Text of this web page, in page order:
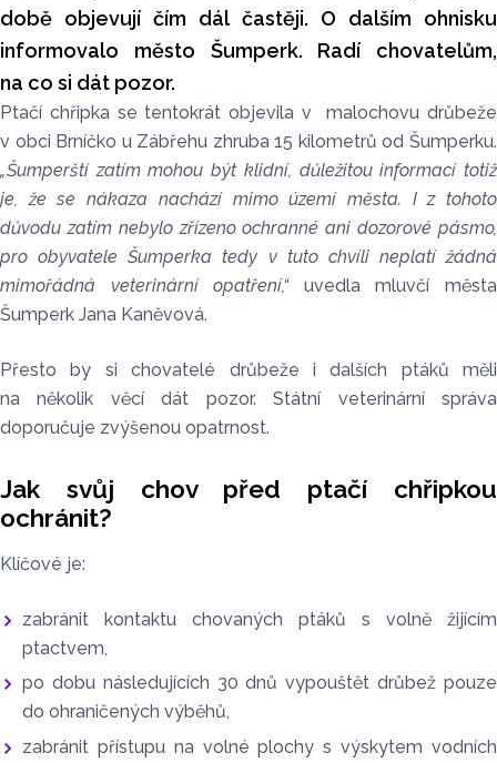
době objevují čím dál častěji. O dalším ohnisku
informovalo město Šumperk. Radí chovatelům,
na co si dát pozor.
Ptačí chřipka se tentokrát objevila v malochovu drůbeže
v obci Brníčko u Zábřehu zhruba 15 kilometrů od Šumperku.
„Šumperští zatím mohou být klidní, důležitou informací totiž
je, že se nákaza nachází mimo území města. I z tohoto
důvodu zatím nebylo zřízeno ochranné ani dozorové pásmo,
pro obyvatele Šumperka tedy v tuto chvíli neplatí žádná
mimořádná veterinární opatření,“uvedla mluvčí města
Šumperk Jana Kaněvová.
Přesto by si chovatelé drůbeže i dalších ptáků měli
na několik věcí dát pozor. Státní veterinární správa
doporučuje zvýšenou opatrnost.
Jak svůj chov před ptačí chřipkou
ochránit?
Klíčové je:
zabránit kontaktu chovaných ptáků s volně žijícím
ptactvem,
po dobu následujících 30 dnů vypouštět drůbež pouze
do ohraničených výběhů,
zabránit přístupu na volné plochy s výskytem vodních